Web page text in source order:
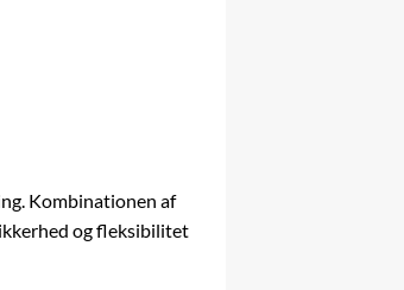
Kombinationen af
og fleksibilitet